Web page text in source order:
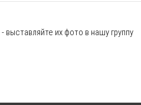
- выставляйте их фото в нашу группу